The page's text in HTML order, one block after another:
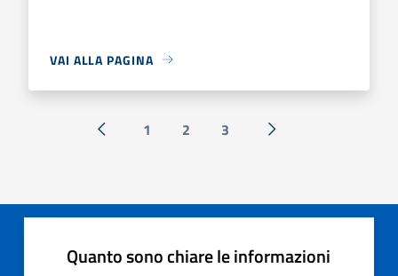
VAI ALLA PAGINA
« Precedente
1 2 3 Successiva »
Quanto sono chiare le informazioni